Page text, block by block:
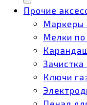
Прочие
Маркеры
Мелки
Ключи